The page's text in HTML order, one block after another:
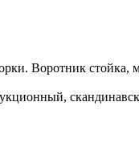
Воротник